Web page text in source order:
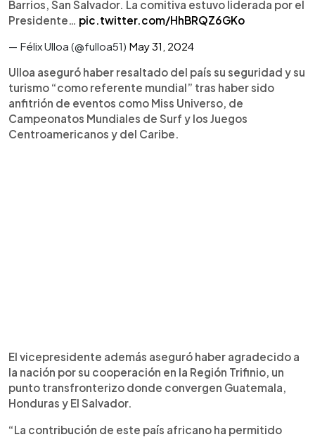
Barrios, San Salvador. La comitiva estuvo liderada por el
Presidente… pic.twitter.com/HhBRQZ6GKo
— Félix Ulloa (@fulloa51) May 31, 2024
Ulloa aseguró haber resaltado del país su seguridad y su
turismo “como referente mundial” tras haber sido
anfitrión de eventos como Miss Universo, de
Campeonatos Mundiales de Surf y los Juegos
Centroamericanos y del Caribe.
El vicepresidente además aseguró haber agradecido a
la nación por su cooperación en la Región Trifinio, un
punto transfronterizo donde convergen Guatemala,
Honduras y El Salvador.
“La contribución de este país africano ha permitido